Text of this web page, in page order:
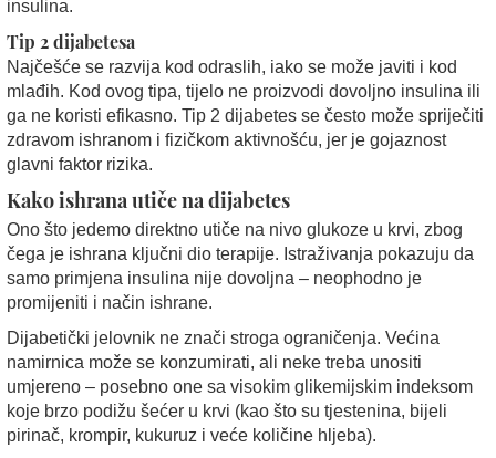
insulina.
Tip 2 dijabetesa
Najčešće se razvija kod odraslih, iako se može javiti i kod
mlađih. Kod ovog tipa, tijelo ne proizvodi dovoljno insulina ili
ga ne koristi efikasno. Tip 2 dijabetes se često može spriječiti
zdravom ishranom i fizičkom aktivnošću, jer je gojaznost
glavni faktor rizika.
Kako ishrana utiče na dijabetes
Ono što jedemo direktno utiče na nivo glukoze u krvi, zbog
čega je ishrana ključni dio terapije. Istraživanja pokazuju da
samo primjena insulina nije dovoljna – neophodno je
promijeniti i način ishrane.
Dijabetički jelovnik ne znači stroga ograničenja. Većina
namirnica može se konzumirati, ali neke treba unositi
umjereno – posebno one sa visokim glikemijskim indeksom
koje brzo podižu šećer u krvi (kao što su tjestenina, bijeli
pirinač, krompir, kukuruz i veće količine hljeba).